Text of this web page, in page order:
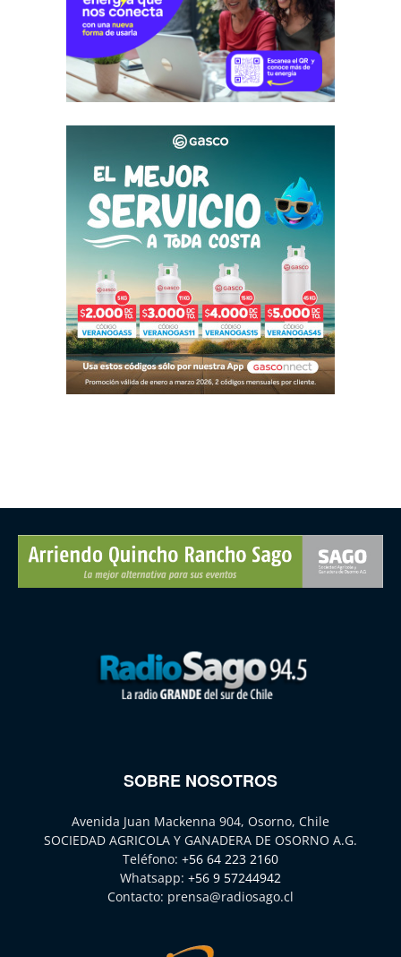
SOBRE NOSOTROS
Avenida Juan Mackenna 904, Osorno, Chile
SOCIEDAD AGRICOLA Y GANADERA DE OSORNO A.G.
Teléfono: +56 64 223 2160
Whatsapp: +56 9 57244942
Contacto: prensa@radiosago.cl